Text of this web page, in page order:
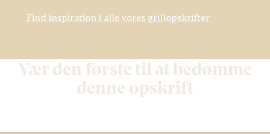
Find inspiration i alle vores grillopskrifter
Vær den første til at bedømme
denne opskrift